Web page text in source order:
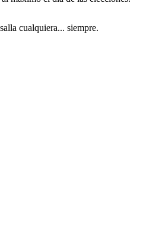
cualquiera... siempre.